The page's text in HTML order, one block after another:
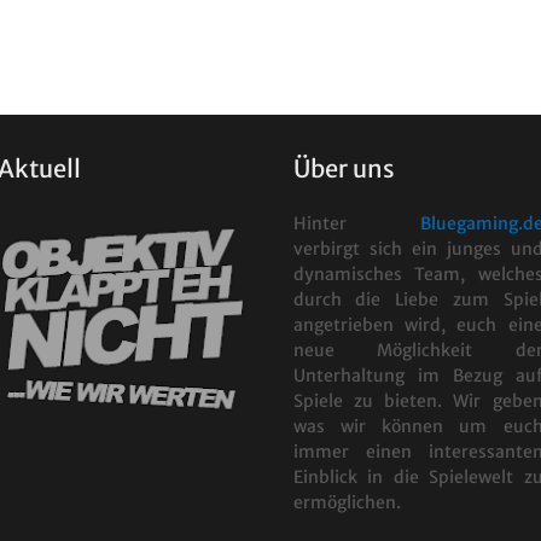
Über uns
Hinter Bluegaming.de
verbirgt sich ein junges und
dynamisches Team, welches
durch die Liebe zum Spiel
angetrieben wird, euch eine
neue Möglichkeit der
Unterhaltung im Bezug
Spiele zu bieten. Wir geben
was wir können um euch
immer einen interessanten
Einblick in die Spielewelt zu
ermöglichen.